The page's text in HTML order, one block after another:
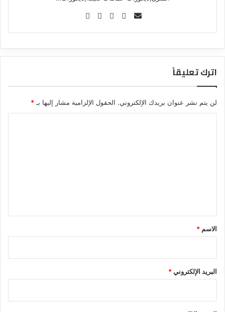
Se
em
اترك تعليقاً
لن يتم نشر عنوان بريدك الإلكتروني. الحقول الإلزامية مشار إليها بـ *
*
الاسم *
البريد الإلكتروني*